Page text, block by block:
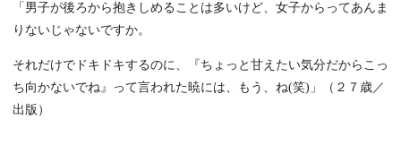
「男子が後ろから抱きしめることは多いけど、女子からってあんま
りないじゃないですか。
それだけでドキドキするのに、『ちょっと甘えたい気分だからこっ
ち向かないでね』って言われた暁には、もう、ね(笑)」（２７歳／
出版）